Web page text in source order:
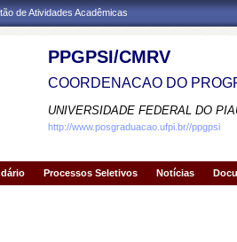
de Atividades Acadêmicas
PPGPSI/CMRV
COORDENACAO DO
UNIVERSIDADE FEDERAL DO
http://www.posgraduacao.ufpi.br//ppgpsi
Processos Seletivos Notícias